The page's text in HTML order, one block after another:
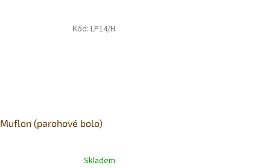
Muflon (parohové bolo)
Skladem
Kód: LP14/H